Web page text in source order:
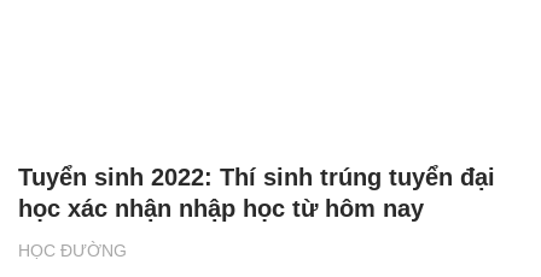
HỌC ĐƯỜNG
Tuyển sinh 2022: Thí sinh trúng tuyển đại
học xác nhận nhập học từ hôm nay